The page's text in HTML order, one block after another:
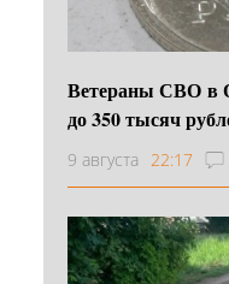
Ветераны СВО в
до 350 тысяч
9 августа 22:17